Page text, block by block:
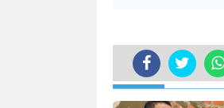
TERKINI